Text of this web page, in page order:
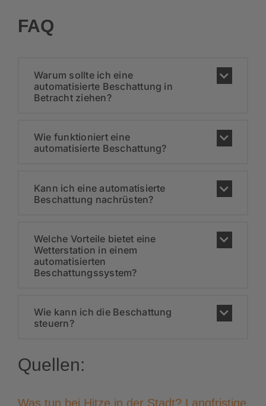
FAQ
Warum sollte ich eine
automatisierte Beschattung in
Betracht ziehen?
Wie funktioniert eine
automatisierte Beschattung?
Kann ich eine automatisierte
Beschattung nachrüsten?
Welche Vorteile bietet eine
Wetterstation in einem
automatisierten
Beschattungssystem?
Wie kann ich die Beschattung
steuern?
Quellen:
Was tun bei Hitze in der Stadt? Langfristige